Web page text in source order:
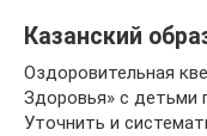
Казанский
Оздоровительная
Здоровья» с детьми
Уточнить и